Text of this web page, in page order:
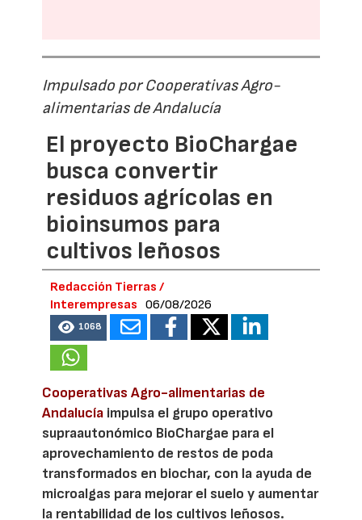
Impulsado por Cooperativas Agro-
alimentarias de Andalucía
El proyecto BioChargae
busca convertir
residuos agrícolas en
bioinsumos para
cultivos leñosos
Redacción Tierras /
Interempresas
06/08/2026
1068
Cooperativas Agro-alimentarias de
Andalucía impulsa el grupo operativo
supraautonómico BioChargae para el
aprovechamiento de restos de poda
transformados en biochar, con la ayuda de
microalgas para mejorar el suelo y aumentar
la rentabilidad de los cultivos leñosos.